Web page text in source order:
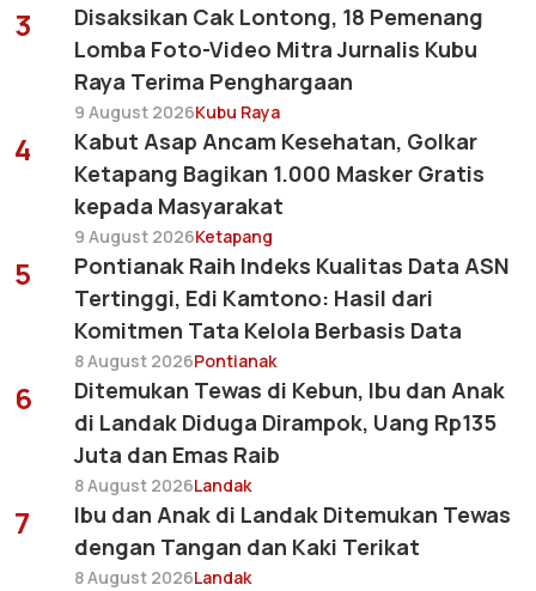
3
Disaksikan Cak Lontong, 18 Pemenang
Lomba Foto-Video Mitra Jurnalis Kubu
Raya Terima Penghargaan
9 August 2026Kubu Raya
4
Kabut Asap Ancam Kesehatan, Golkar
Ketapang Bagikan 1.000 Masker Gratis
kepada Masyarakat
9 August 2026Ketapang
5
Pontianak Raih Indeks Kualitas Data ASN
Tertinggi, Edi Kamtono: Hasil dari
Komitmen Tata Kelola Berbasis Data
8 August 2026Pontianak
6
Ditemukan Tewas di Kebun, Ibu dan Anak
di Landak Diduga Dirampok, Uang Rp135
Juta dan Emas Raib
8 August 2026Landak
7
Ibu dan Anak di Landak Ditemukan Tewas
dengan Tangan dan Kaki Terikat
8 August 2026Landak